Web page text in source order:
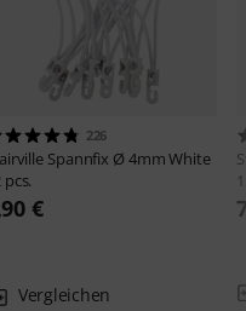
226
Spannfix Ø 4mm White
pcs.
€
Vergleichen